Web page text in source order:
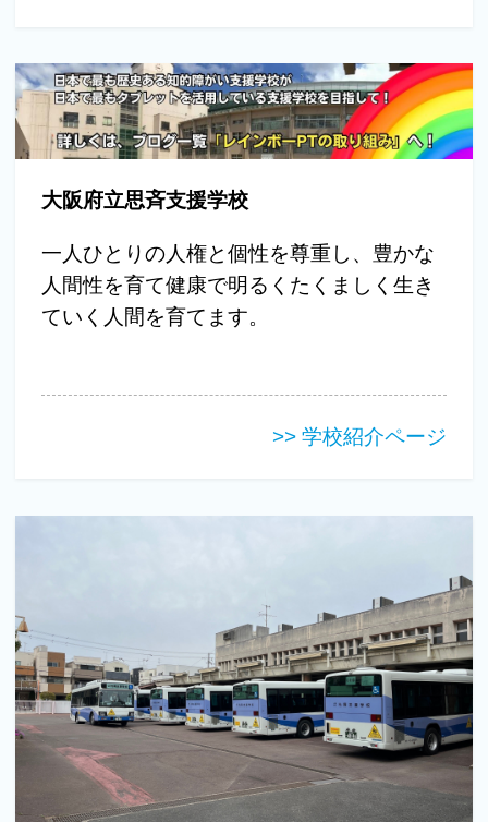
大阪府立思斉支援学校
一人ひとりの人権と個性を尊重し、豊かな
人間性を育て健康で明るくたくましく生き
ていく人間を育てます。
>> 学校紹介ページ